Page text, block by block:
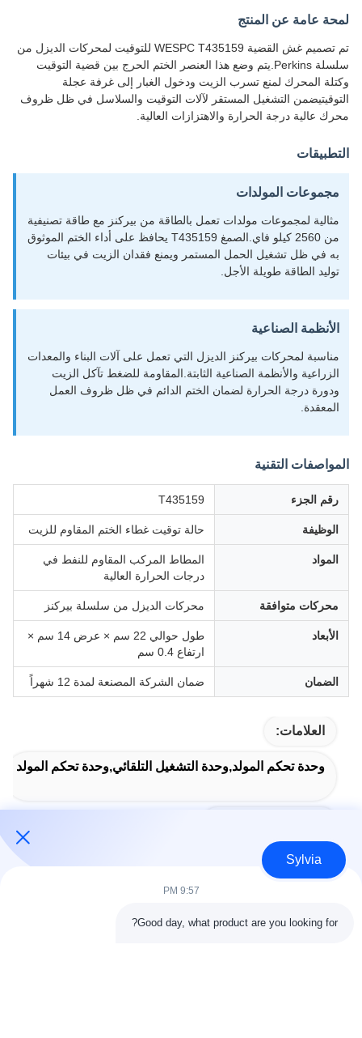
لمحة عامة عن المنتج
تم تصميم غش القضية WESPC T435159 للتوقيت لمحركات الديزل من
سلسلة Perkins.يتم وضع هذا العنصر الختم الحرج بين قضية التوقيت
وكتلة المحرك لمنع تسرب الزيت ودخول الغبار إلى غرفة عجلة
التوقيتيضمن التشغيل المستقر لآلات التوقيت والسلاسل في ظل ظروف
محرك عالية درجة الحرارة والاهتزازات العالية.
التطبيقات
مجموعات المولدات
مثالية لمجموعات مولدات تعمل بالطاقة من بيركنز مع طاقة تصنيفية
من 2560 كيلو فاي.الصمغ T435159 يحافظ على أداء الختم الموثوق
به في ظل تشغيل الحمل المستمر ويمنع فقدان الزيت في بيئات
توليد الطاقة طويلة الأجل.
الأنظمة الصناعية
مناسبة لمحركات بيركنز الديزل التي تعمل على آلات البناء والمعدات
الزراعية والأنظمة الصناعية الثابتة.المقاومة للضغط تآكل الزيت
ودورة درجة الحرارة لضمان الختم الدائم في ظل ظروف العمل
المعقدة.
المواصفات التقنية
رقم الجزء T435159
الوظيفة حالة توقيت غطاء الختم المقاوم للزيت
المواد
المطاط المركب المقاوم للنفط في
درجات الحرارة العالية
محركات متوافقة محركات الديزل من سلسلة بيركنز
الأبعاد
طول حوالي 22 سم × عرض 14 سم ×
ارتفاع 0.4 سم
الضمان ضمان الشركة المصنعة لمدة 12 شهراً
العلامات:
وحدة تحكم المولد,وحدة التشغيل التلقائي,وحدة تحكم المولد
الاتصال السريع
Sylvia
9:57 PM
Good day, what product are you looking for?